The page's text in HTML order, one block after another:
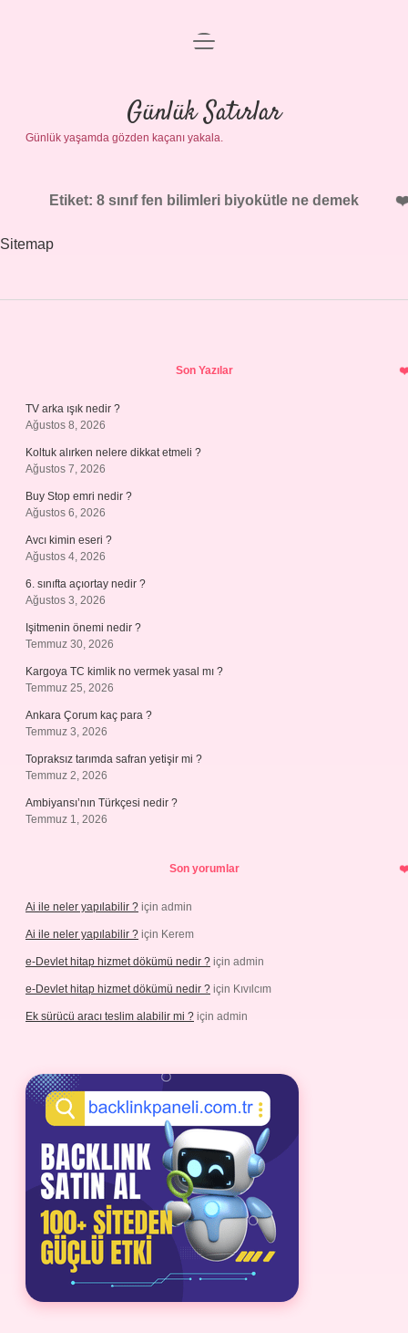
Anasayfa
Gizlilik Politikası
Yasal Uyarı
menüyü
Günlük Satırlar
Günlük yaşamda gözden kaçanı yakala.
Etiket: 8 sınıf fen bilimleri biyokütle ne demek
Sitemap
Son Yazılar
TV arka ışık nedir ?
Ağustos 8, 2026
Koltuk alırken nelere dikkat etmeli ?
Ağustos 7, 2026
Buy Stop emri nedir ?
Ağustos 6, 2026
Avcı kimin eseri ?
Ağustos 4, 2026
6. sınıfta açıortay nedir ?
Ağustos 3, 2026
Işitmenin önemi nedir ?
Temmuz 30, 2026
Kargoya TC kimlik no vermek yasal mı ?
Temmuz 25, 2026
Ankara Çorum kaç para ?
Temmuz 3, 2026
Topraksız tarımda safran yetişir mi ?
Temmuz 2, 2026
Ambiyansı’nın Türkçesi nedir ?
Temmuz 1, 2026
Son yorumlar
Ai ile neler yapılabilir ? için admin
Ai ile neler yapılabilir ? için Kerem
e-Devlet hitap hizmet dökümü nedir ? için admin
e-Devlet hitap hizmet dökümü nedir ? için Kıvılcım
Ek sürücü aracı teslim alabilir mi ? için admin